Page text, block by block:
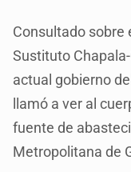
Consultado sobre
Sustituto
actual gobierno
llamó a ver al
fuente de
Metropolitana de